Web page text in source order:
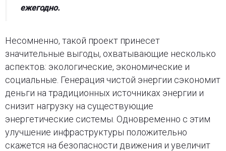
ежегодно.
Несомненно, такой проект принесет
значительные выгоды, охватывающие несколько
аспектов: экологические, экономические и
социальные. Генерация чистой энергии сэкономит
деньги на традиционных источниках энергии и
снизит нагрузку на существующие
энергетические системы. Одновременно с этим
улучшение инфраструктуры положительно
скажется на безопасности движения и увеличит